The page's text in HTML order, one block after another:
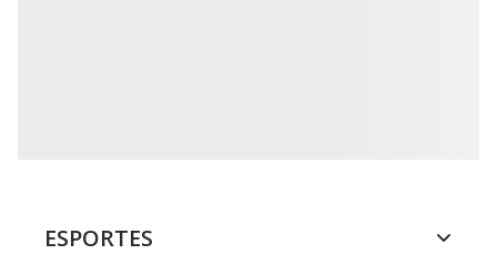
ESPORTES